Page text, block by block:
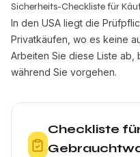
Sicherheits-Checkliste für
In den USA liegt die
Privatkäufen, wo es keine
Arbeiten Sie diese Liste ab,
während Sie vorgehen.
Checkliste